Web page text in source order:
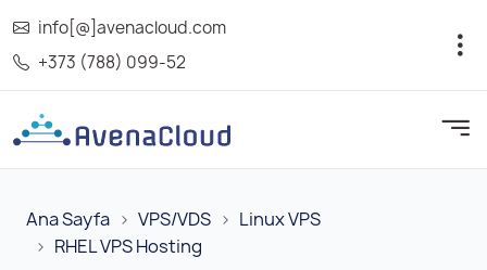
info[@]avenacloud.com
+373 (788) 099-52
Ana Sayfa VPS/VDS
Linux VPS
RHEL VPS Hosting